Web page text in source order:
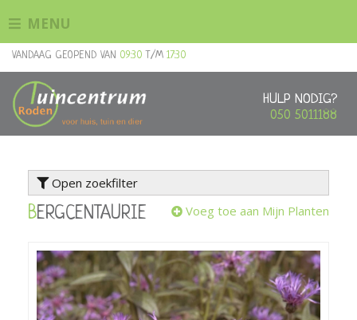
n
HULP NODIG?
050 5011188
VANDAAG GEOPEND VAN 09:30 T/M 17:30
MENU
Open zoekfilter
BERGCENTAURIE Voeg toe aan Mijn Planten